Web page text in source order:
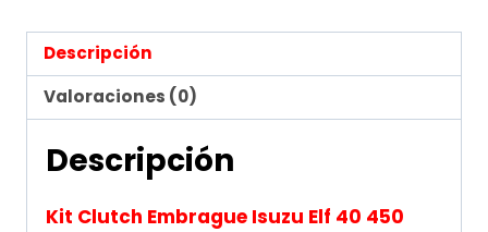
Descripción
Valoraciones (0)
Descripción
Kit Clutch Embrague Isuzu Elf 40 450